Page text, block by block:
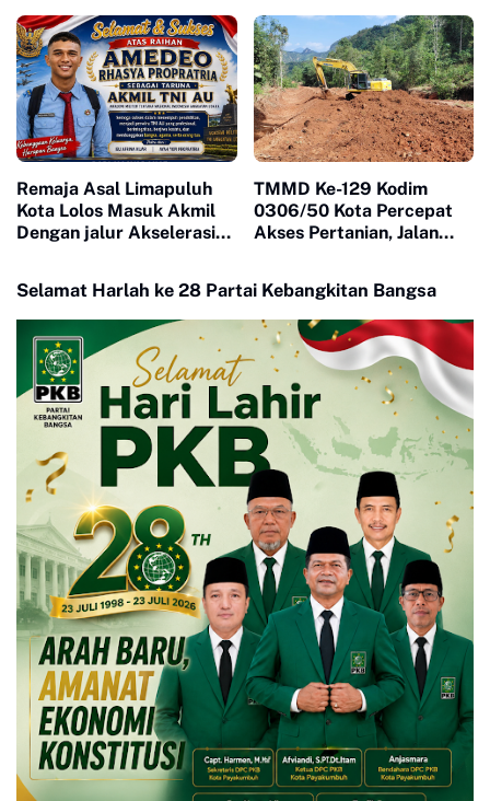
Mendekati Tuntas
Remaja Asal Limapuluh
Kota Lolos Masuk Akmil
Dengan jalur Akselerasi
TMMD Ke-129 Kodim
0306/50 Kota Percepat
Akses Pertanian, Jalan
Selamat Harlah ke 28 Partai Kebangkitan Bangsa